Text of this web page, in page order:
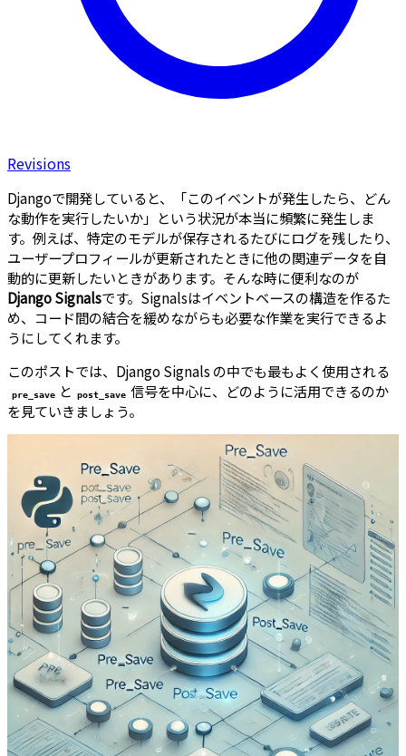
Revisions
Djangoで開発していると、「このイベントが発生したら、どん
な動作を実行したいか」という状況が本当に頻繁に発生しま
す。例えば、特定のモデルが保存されるたびにログを残したり、
ユーザープロフィールが更新されたときに他の関連データを自
動的に更新したいときがあります。そんな時に便利なのが
Django Signalsです。Signalsはイベントベースの構造を作るた
め、コード間の結合を緩めながらも必要な作業を実行できるよ
うにしてくれます。
このポストでは、Django Signals の中でも最もよく使用される
pre_save と post_save 信号を中心に、どのように活用できるのか
を見ていきましょう。